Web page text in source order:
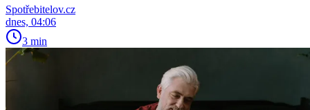
Spotřebitelov.cz
dnes, 04:06
3 min